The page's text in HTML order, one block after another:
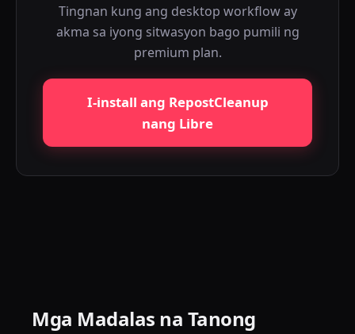
Tingnan kung ang desktop workflow ay
akma sa iyong sitwasyon bago pumili ng
premium plan.
I-install ang RepostCleanup
nang Libre
Mga Madalas na Tanong